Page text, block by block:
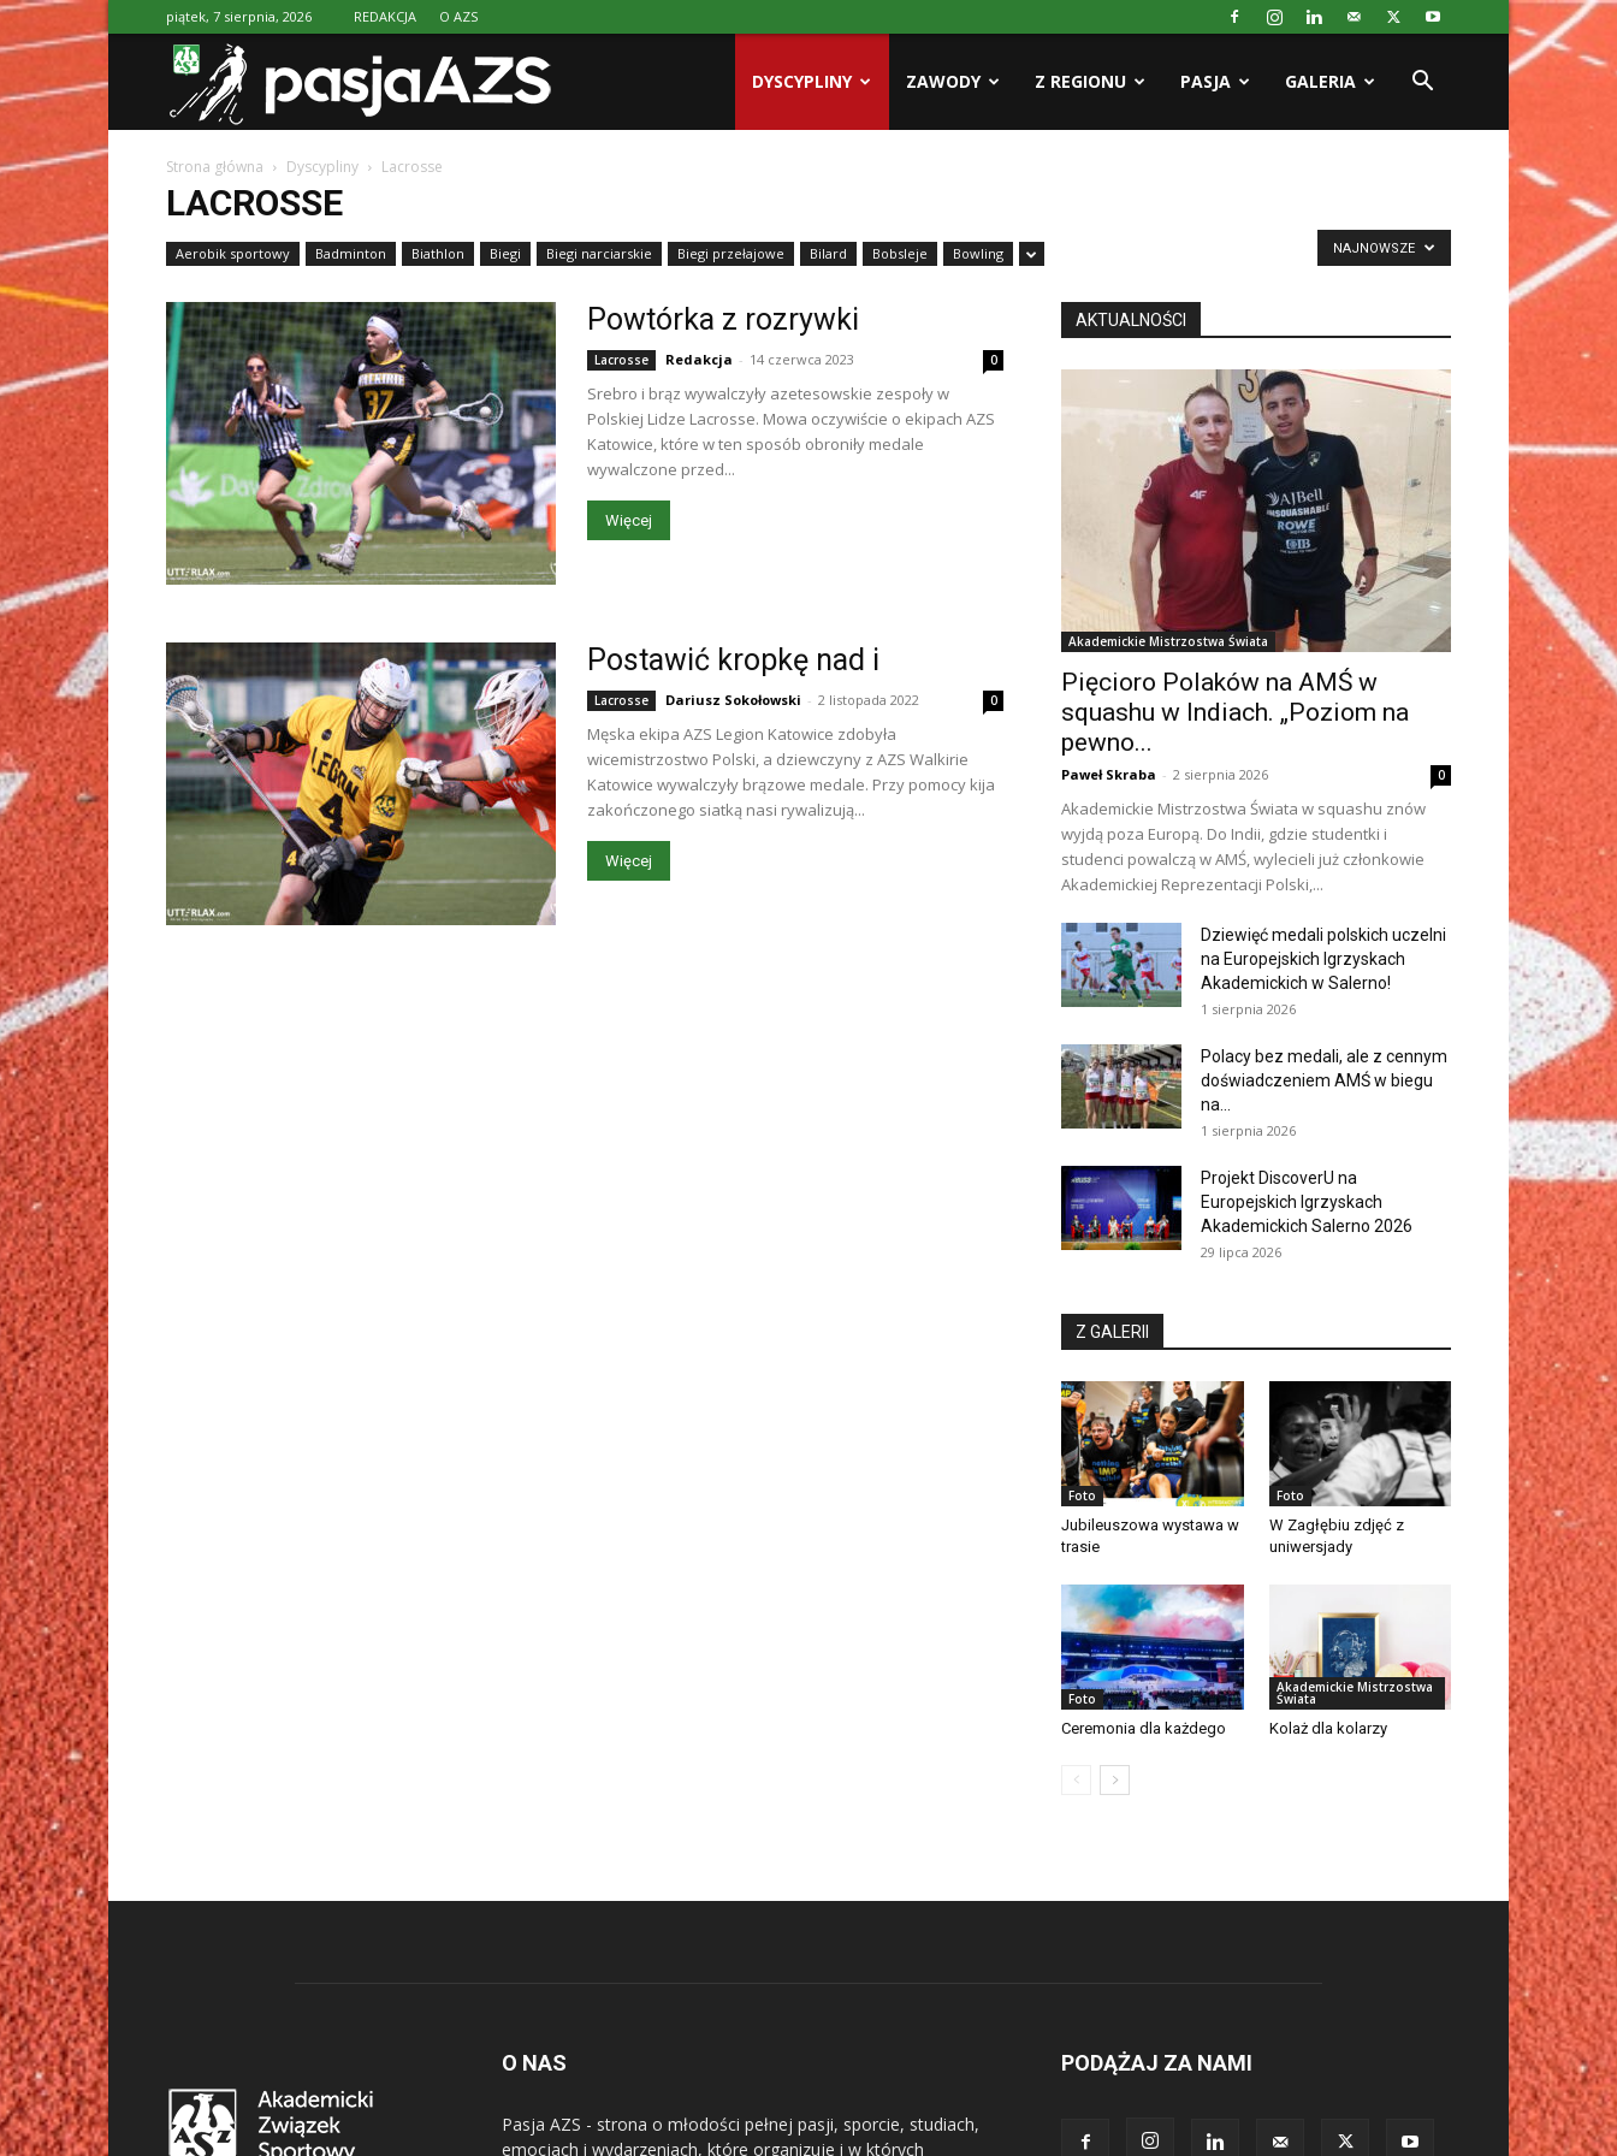
piątek, 7 sierpnia, 2026 REDAKCJA O AZS
DYSCYPLINY ZAWODY Z REGIONU PASJA GALERIA
Strona główna Dyscypliny Lacrosse
LACROSSE
Aerobik sportowy Badminton Biathlon Biegi Biegi narciarskie Biegi przełajowe Bilard Bobsleje Bowling NAJNOWSZE
Powtórka z rozrywki
Lacrosse Redakcja - 14 czerwca 2023 0
Srebro i brąz wywalczyły azetesowskie zespoły w
Polskiej Lidze Lacrosse. Mowa oczywiście o ekipach AZS
Katowice, które w ten sposób obroniły medale
wywalczone przed...
Więcej
Postawić kropkę nad i
Lacrosse Dariusz Sokołowski - 2 listopada 2022 0
Męska ekipa AZS Legion Katowice zdobyła
wicemistrzostwo Polski, a dziewczyny z AZS Walkirie
Katowice wywalczyły brązowe medale. Przy pomocy kija
zakończonego siatką nasi rywalizują...
Więcej
AKTUALNOŚCI
Akademickie Mistrzostwa Świata
Pięcioro Polaków na AMŚ w
squashu w Indiach. „Poziom na
pewno...
Paweł Skraba - 2 sierpnia 2026 0
Akademickie Mistrzostwa Świata w squashu znów
wyjdą poza Europą. Do Indii, gdzie studentki i
studenci powalczą w AMŚ, wylecieli już członkowie
Akademickiej Reprezentacji Polski,...
Dziewięć medali polskich uczelni
na Europejskich Igrzyskach
Akademickich w Salerno!
1 sierpnia 2026
Polacy bez medali, ale z cennym
doświadczeniem AMŚ w biegu
na...
1 sierpnia 2026
Projekt DiscoverU na
Europejskich Igrzyskach
Akademickich Salerno 2026
29 lipca 2026
Z GALERII
Foto
Jubileuszowa wystawa w
trasie
Foto
W Zagłębiu zdjęć z
uniwersjady
Foto
Ceremonia dla każdego
Akademickie Mistrzostwa
Świata
Kolaż dla kolarzy
O NAS
Pasja AZS - strona o młodości pełnej pasji, sporcie, studiach,
emocjach i wydarzeniach, które organizuje i w których
PODĄŻAJ ZA NAMI